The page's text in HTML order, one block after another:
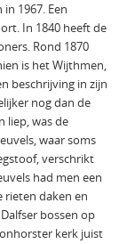
1967. Een
In 1840 heeft de
Rond 1870
is het Wijthmen,
beschrijving in zijn
nog dan de
liep, was de
waar soms
verschrikt
had men een
rieten daken en
bossen op
kerk juist